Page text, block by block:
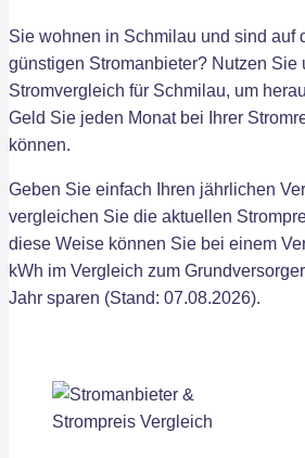
Sie wohnen in Schmilau und sind auf
günstigen Stromanbieter? Nutzen Sie
Stromvergleich für Schmilau, um
Geld Sie jeden Monat bei Ihrer
können.
Geben Sie einfach Ihren jährlichen
vergleichen Sie die aktuellen
diese Weise können Sie bei einem
kWh im Vergleich zum
Jahr sparen (Stand: 07.08.2026).